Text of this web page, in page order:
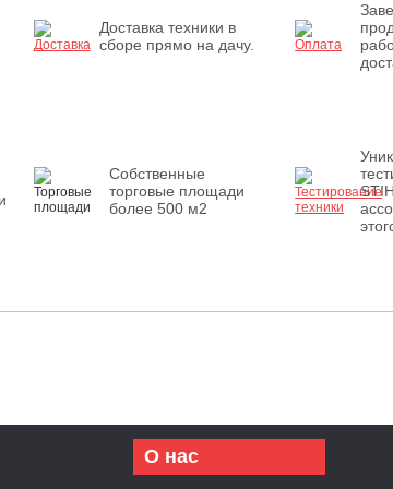
Доставка техники в
сборе прямо на дачу.
Собственные
торговые площади
более 500 м2
О нас